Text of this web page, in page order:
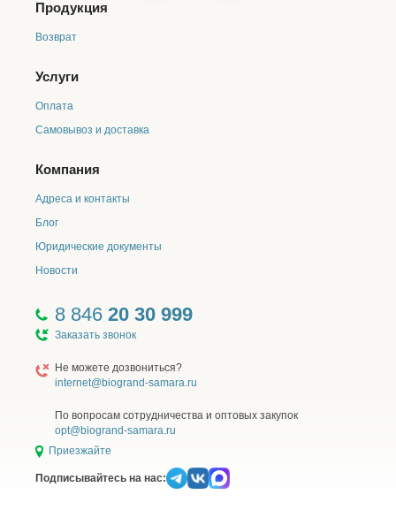
Продукция
Возврат
Услуги
Оплата
Самовывоз и доставка
Компания
Адреса и контакты
Блог
Юридические документы
Новости
8 846 20 30 999
Заказать звонок
Не можете дозвониться?
internet@biogrand-samara.ru
По вопросам сотрудничества и оптовых закупок
opt@biogrand-samara.ru
Приезжайте
Подписывайтесь на нас: